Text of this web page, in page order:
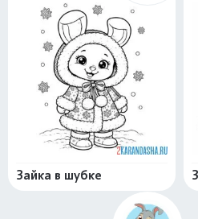
Зайка в шубке